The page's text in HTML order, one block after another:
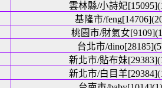
雲林縣/小詩妃
基隆市/
桃園市/財氣女
台北市/
新北市/貼布妹
新北市/白目羊